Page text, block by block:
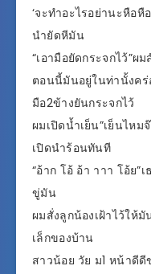
‘จะทำอะไรอย่านะหือ
นำยัดหีมัน
“เอามือยัดกระจกไว้”ผ
ตอนนี้มันอยู่ในท่านั้งคร่
มือ2ข้างยันกระจกไว้
ผมเปิดน้ำเย็น”เย็นไห
เปิดนำร้อนทันที
“อ้าก โอ้ อ้า าาา โอ้ย”
ขู่มัน
ผมสั่งลูกน้องเฝ้าไว้ให้
เล็กของบ้าน
สาวน้อย วัย ม1 หน้าดีดี